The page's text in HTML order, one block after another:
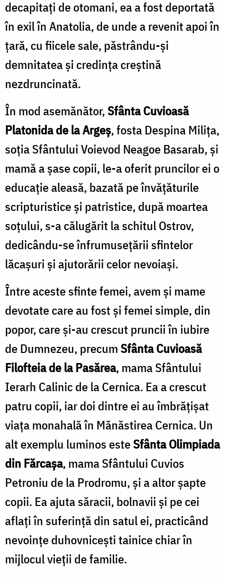
decapitați de otomani, ea a fost deportată
în exil în Anatolia, de unde a revenit apoi în
țară, cu fiicele sale, păstrându-și
demnitatea și credința creștină
nezdruncinată.
În mod asemănător,Sfânta Cuvioasă
Platonida de la Argeș, fosta Despina Milița,
soția Sfântului Voievod Neagoe Basarab, și
mamă a șase copii, le-a oferit pruncilor ei o
educație aleasă, bazată pe învățăturile
scripturistice și patristice, după moartea
soțului, s-a călugărit la schitul Ostrov,
dedicându-se înfrumusețării sfintelor
lăcașuri și ajutorării celor nevoiași.
Între aceste sfinte femei, avem și mame
devotate care au fost și femei simple, din
popor, care și-au crescut pruncii în iubire
de Dumnezeu, precumSfânta Cuvioasă
Filofteia de la Pasărea, mama Sfântului
Ierarh Calinic de la Cernica. Ea a crescut
patru copii, iar doi dintre ei au îmbrățișat
viața monahală în Mănăstirea Cernica. Un
alt exemplu luminos esteSfânta Olimpiada
din Fărcașa, mama Sfântului Cuvios
Petroniu de la Prodromu, și a altor șapte
copii. Ea ajuta săracii, bolnavii și pe cei
aflați în suferință din satul ei, practicând
nevoințe duhovnicești tainice chiar în
mijlocul vieții de familie.